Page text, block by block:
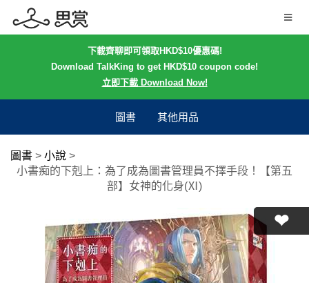
下載齊聊即可領取HKD$10優惠碼!
Download TalkKing to get HKD$10 coupon code!
立即下載 Download Now!
圖書 其他用品
圖書 > 小說 >
小書痴的下剋上：為了成為圖書管理員不擇手段！【第五
部】女神的化身(Ⅺ)